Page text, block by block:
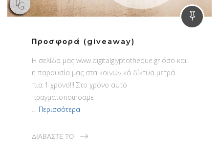
Προσφορά (giveaway)
H σελίδα μας www.digitalglyptotheque.gr όσο και
η παρουσία μας στα κοινωνικά δίκτυα μετρά
πια 1 χρόνο!!! Στο χρόνο αυτό
πραγματοποιήσαμε
… Περισσότερα
ΔΙΑΒΆΣΤΕ ΤΟ